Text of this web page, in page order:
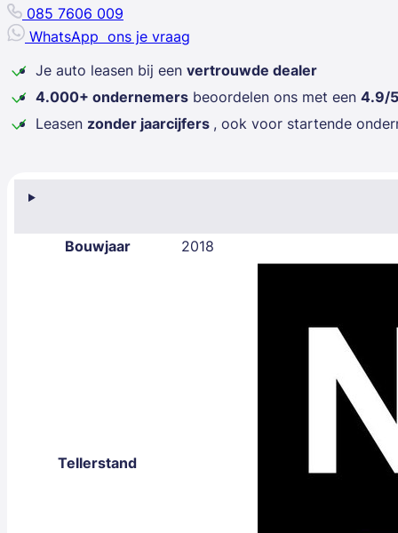
Bouwjaar 2018
Tellerstand
085 7606 009
WhatsApp ons je vraag
Je auto leasen bij een vertrouwde dealer
4.000+ ondernemers beoordelen ons met een 4.9/5
Leasen zonder jaarcijfers , ook voor startende